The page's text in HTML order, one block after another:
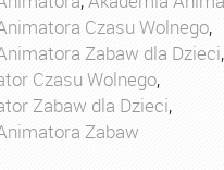
Czasu Wolnego,
Zabaw dla Dzieci,
Czasu Wolnego,
Zabaw dla Dzieci,
Zabaw